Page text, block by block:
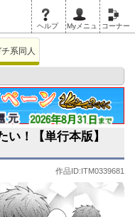
ヘルプ Myメニュ コーナー
チ系同人
版】（電子限定描き下ろし付
い！【単行本版】
作品ID:ITM0339681